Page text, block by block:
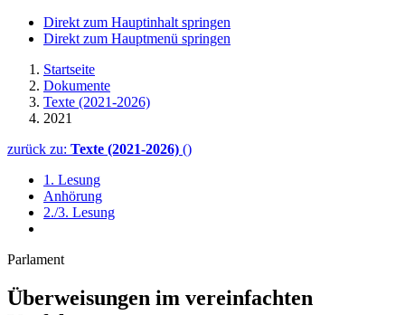
Direkt zum Hauptinhalt springen
Direkt zum Hauptmenü springen
Startseite
Dokumente
Texte (2021-2026)
2021
zurück zu: Texte (2021-2026) ()
1. Lesung
Anhörung
2./3. Lesung
Parlament
Überweisungen im vereinfachten